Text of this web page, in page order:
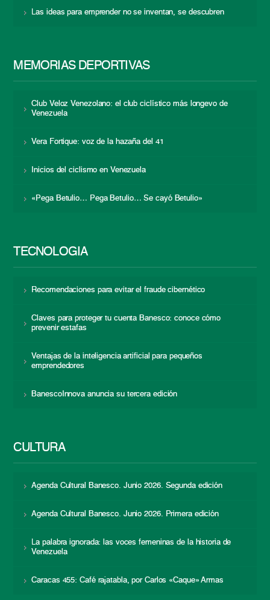
Las ideas para emprender no se inventan, se descubren
MEMORIAS DEPORTIVAS
Club Veloz Venezolano: el club ciclístico más longevo de
Venezuela
Vera Fortique: voz de la hazaña del 41
Inicios del ciclismo en Venezuela
«Pega Betulio… Pega Betulio… Se cayó Betulio»
TECNOLOGÍA
Recomendaciones para evitar el fraude cibernético
Claves para proteger tu cuenta Banesco: conoce cómo
prevenir estafas
Ventajas de la inteligencia artificial para pequeños
emprendedores
BanescoInnova anuncia su tercera edición
CULTURA
Agenda Cultural Banesco. Junio 2026. Segunda edición
Agenda Cultural Banesco. Junio 2026. Primera edición
La palabra ignorada: las voces femeninas de la historia de
Venezuela
Caracas 455: Café rajatabla, por Carlos «Caque» Armas